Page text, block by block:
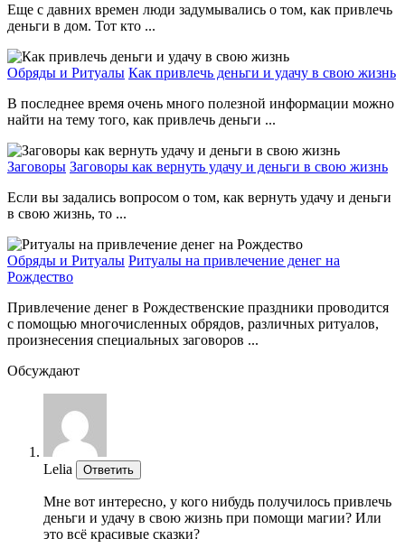
Еще с давних времен люди задумывались о том, как привлечь
деньги в дом. Тот кто ...
Обряды и Ритуалы Как привлечь деньги и удачу в свою жизнь
В последнее время очень много полезной информации можно
найти на тему того, как привлечь деньги ...
Заговоры Заговоры как вернуть удачу и деньги в свою жизнь
Если вы задались вопросом о том, как вернуть удачу и деньги
в свою жизнь, то ...
Обряды и Ритуалы Ритуалы на привлечение денег на
Рождество
Привлечение денег в Рождественские праздники проводится
с помощью многочисленных обрядов, различных ритуалов,
произнесения специальных заговоров ...
Обсуждают
Lelia Ответить
Мне вот интересно, у кого нибудь получилось привлечь
деньги и удачу в свою жизнь при помощи магии? Или
это всё красивые сказки?